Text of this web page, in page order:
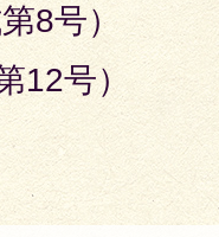
8号）
12号）